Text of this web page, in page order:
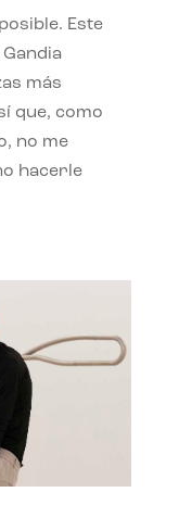
Este
más
que, como
no me
hacerle